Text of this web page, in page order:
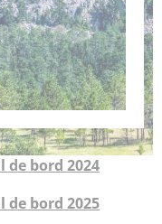
bord 2024
bord 2025